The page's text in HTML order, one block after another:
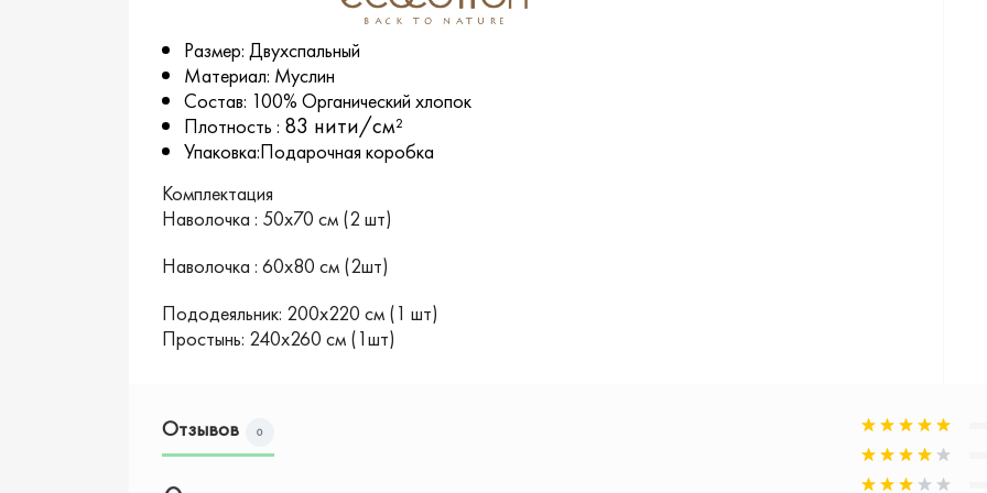
Размер: Двухспальный
Материал: Муслин
Состав: 100% Органический хлопок
Плотность : 83 нити/см²
Упаковка:Подарочная коробка
Комплектация
Наволочка : 50х70 см (2 шт)
Наволочка : 60х80 см (2шт)
Пододеяльник: 200х220 см (1 шт)
Простынь: 240х260 см (1шт)
Отзывов 0